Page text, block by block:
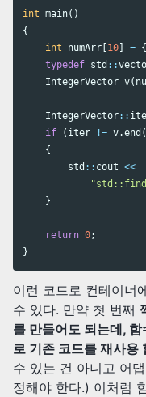
int main()
{
int
numArr [10] = {
typedef std ::
IntegerVector v(
IntegerVector::
if
( iter != v.end
{
std :: cout <<
}
return 0;
}
이런 코드로 컨테이너
수 있다. 만약 첫 번째
를 만들어도 되는데,
로 기존 코드를 재사용
수 있는 건 아니고 어
정해야 한다.) 이처럼